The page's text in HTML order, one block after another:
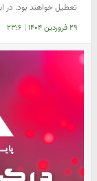
تعطیل خواهند بود. در
۲۹ فروردین ۱۴۰۴ | ۲۳:۶